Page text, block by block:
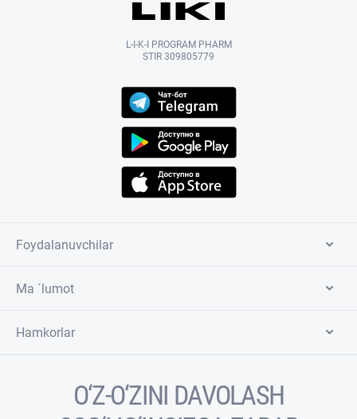
L-I-K-I PROGRAM PHARM
STIR 309805779
Foydalanuvchilar
Ma `lumot
Hamkorlar
O‘Z-O‘ZINI DAVOLASH